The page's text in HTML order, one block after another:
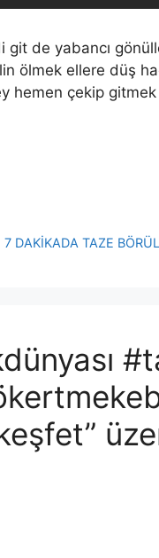
de yabancı
ölmek ellere düş
hemen çekip
DAKİKADA TAZE